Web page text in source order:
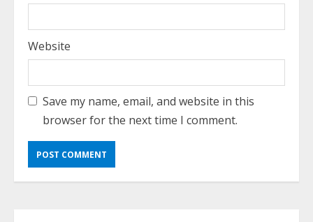
Website
Save my name, email, and website in this
browser for the next time I comment.